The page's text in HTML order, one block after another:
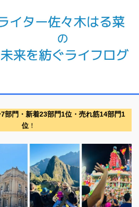
部門・新着23部門1位・売れ筋14部門1
位 ！